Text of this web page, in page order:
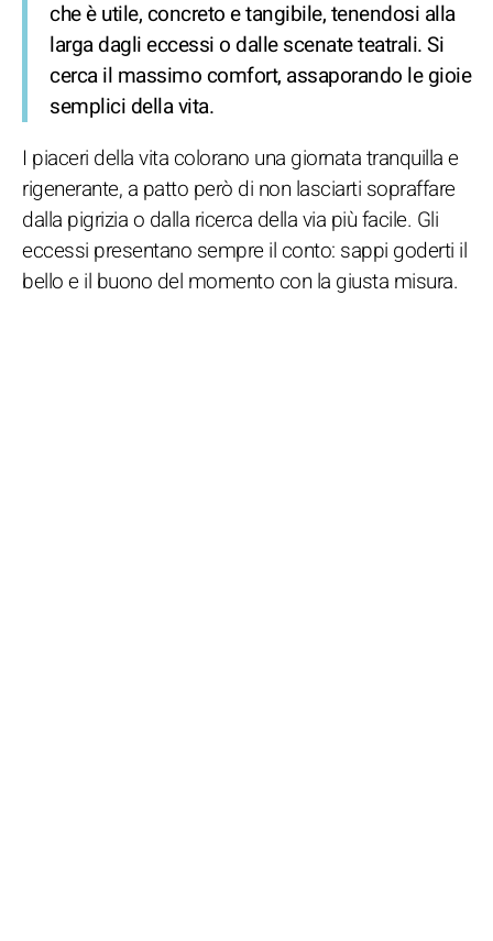
che è utile, concreto e tangibile, tenendosi alla
larga dagli eccessi o dalle scenate teatrali. Si
cerca il massimo comfort, assaporando le gioie
semplici della vita.
I piaceri della vita colorano una giornata tranquilla e
rigenerante, a patto però di non lasciarti sopraffare
dalla pigrizia o dalla ricerca della via più facile. Gli
eccessi presentano sempre il conto: sappi goderti il
bello e il buono del momento con la giusta misura.